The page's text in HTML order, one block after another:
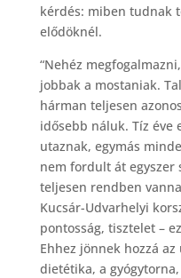
kérdés: miben tudnak
elődöknél.
“Nehéz
jobbak a mostaniak.
hárman teljesen
idősebb náluk. Tíz éve
utaznak, egymás
nem fordult át egyszer
teljesen rendben
Kucsár-Udvarhelyi
pontosság, tisztelet –
Ehhez jönnek hozzá az
dietétika, a